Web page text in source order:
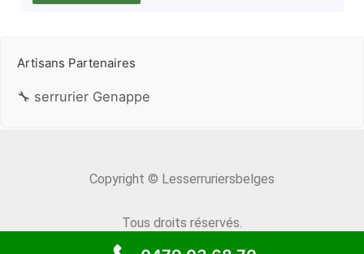
Artisans Partenaires
🔧 serrurier Genappe
Copyright © Lesserruriersbelges
Tous droits réservés.